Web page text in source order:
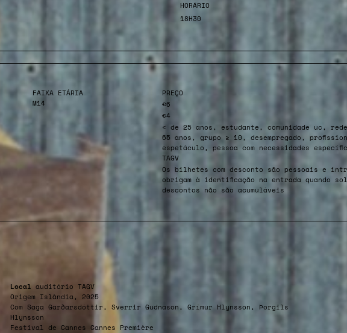
HORÁRIO
18H30
FAIXA ETÁRIA
M14
PREÇO
€6
€4
< de 25 anos, estudante, comunidade uc,
65 anos, grupo ≥ 10, desempregado,
espetáculo, pessoa com necessidades
TAGV
Os bilhetes com desconto são pessoais e
obrigam à identificação na entrada quando
descontos não são acumuláveis
Local auditório TAGV
Origem Islândia, 2025
Com Saga Garðarsdóttir, Sverrir Gudnason, Grímur Hlynsson, Þorgils
Hlynsson
Festival de Cannes Cannes Première